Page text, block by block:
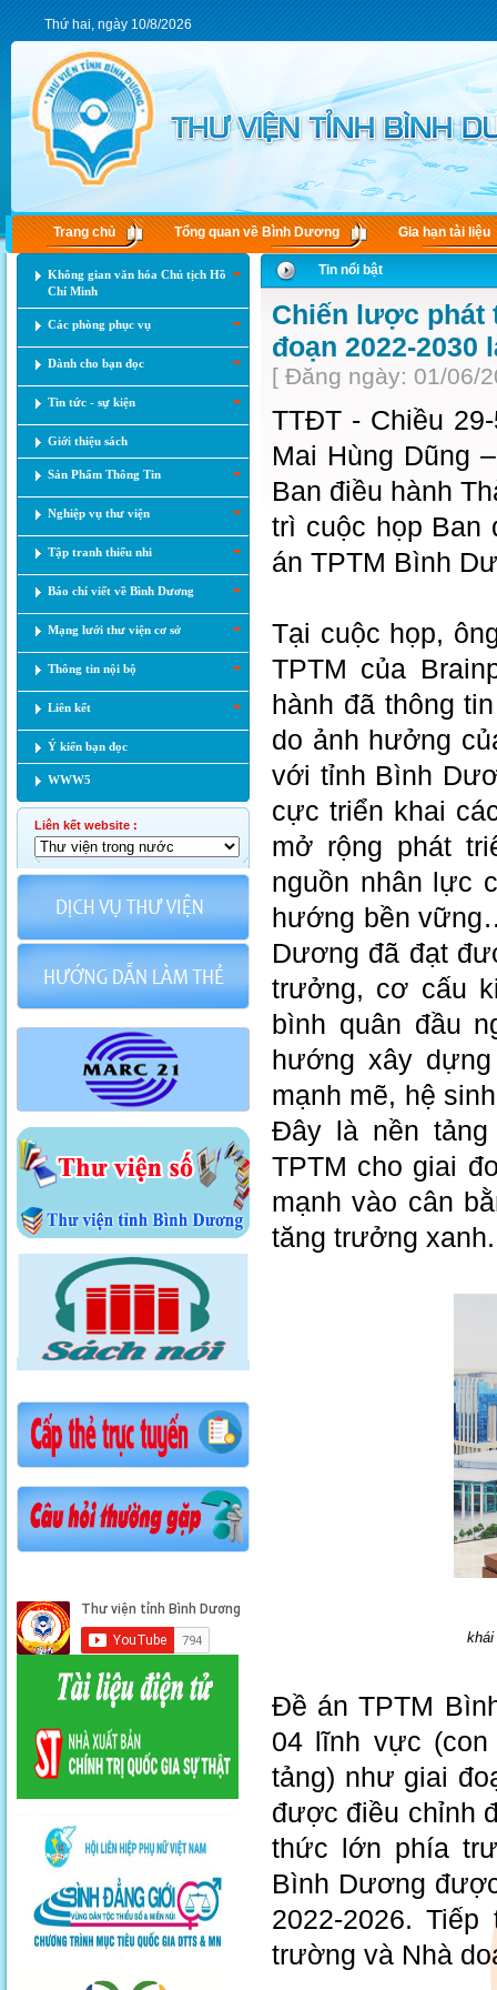
Thứ hai, ngày 10/8/2026
Trang chủ Tổng quan về Bình Dương Gia hạn tài liệu
Không gian văn hóa Chủ tịch Hồ
Chí Minh
Các phòng phục vụ
Dành cho bạn đọc
Tin tức - sự kiện
Giới thiệu sách
Sản Phẩm Thông Tin
Nghiệp vụ thư viện
Tập tranh thiếu nhi
Báo chí viết về Bình Dương
Mạng lưới thư viện cơ sở
Thông tin nội bộ
Liên kết
Ý kiến bạn đọc
WWW5
Liên kết website :
Tin nổi bật
Chiến lược phát
đoạn 2022-
[ Đăng ngày: 01/06/
TTĐT - Chiều
Mai Hùng Dũng
Ban điều hành
trì cuộc họp Ban
án TPTM Bình
Tại cuộc họp,
TPTM của
hành đã thông
do ảnh hưởng
với tỉnh Bình
cực triển khai
mở rộng phát
nguồn nhân lực
hướng bền
Dương đã đạt
trưởng, cơ cấu
bình quân đầu
hướng xây
mạnh mẽ, hệ
Đây là nền
TPTM cho giai
mạnh vào cân
tăng trưởng xanh.
khái
Đề án TPTM
04 lĩnh vực
tảng) như giai
được điều chỉnh
thức lớn phía
Bình Dương
2022-2026.
trường và Nhà